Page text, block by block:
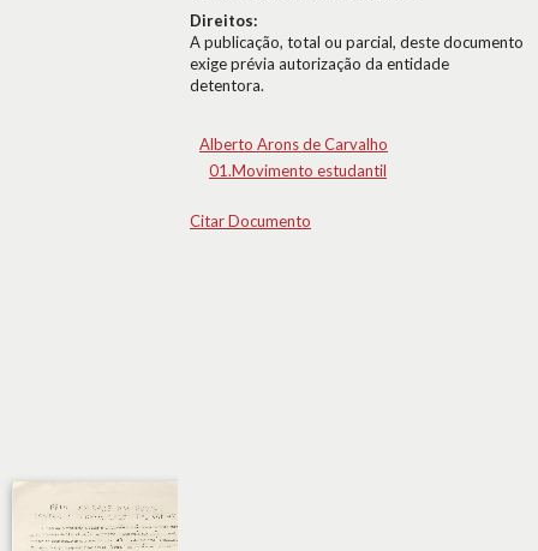
Direitos:
A publicação, total ou parcial, deste documento
exige prévia autorização da entidade
detentora.
Alberto Arons de Carvalho
01.Movimento estudantil
Citar Documento